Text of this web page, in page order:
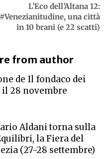
L’Eco dell’Altana 12:
#Venezianitudine, una città
in 10 brani (e 22 scatti)
from author
de Il fondaco dei
28 novembre
Aldani torna sulla
la Fiera del
(27-28 settembre)